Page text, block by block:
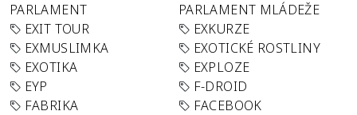
PARLAMENT
PARLAMENT MLÁDEŽE
EXIT TOUR
EXKURZE
EXMUSLIMKA
EXOTICKÉ ROSTLINY
EXOTIKA
EXPLOZE
EYP
F-DROID
FABRIKA
FACEBOOK